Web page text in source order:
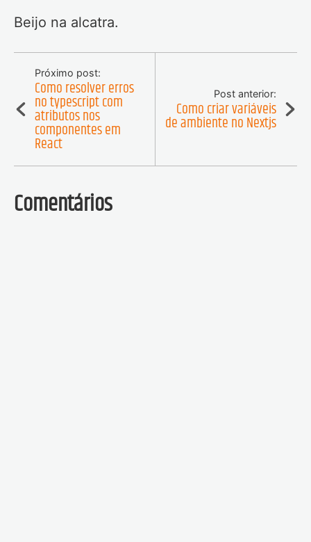
Beijo na alcatra.
Próximo post:
Como resolver erros
no typescript com
atributos nos
componentes em
React
Post anterior:
Como criar variáveis
de ambiente no Nextjs
Comentários